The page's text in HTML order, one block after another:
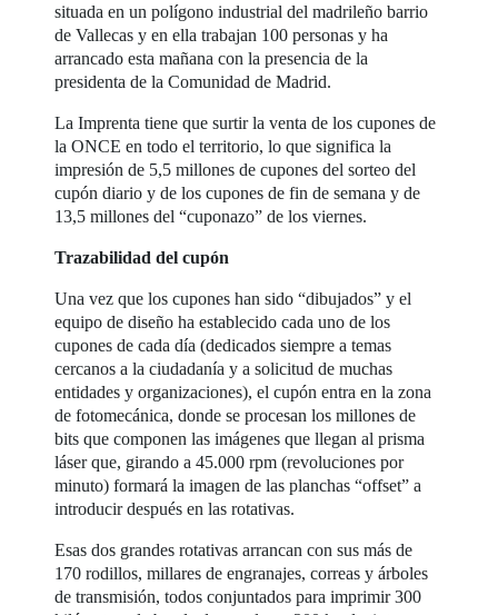
situada en un polígono industrial del madrileño barrio
de Vallecas y en ella trabajan 100 personas y ha
arrancado esta mañana con la presencia de la
presidenta de la Comunidad de Madrid.
La Imprenta tiene que surtir la venta de los cupones de
la ONCE en todo el territorio, lo que significa la
impresión de 5,5 millones de cupones del sorteo del
cupón diario y de los cupones de fin de semana y de
13,5 millones del “cuponazo” de los viernes.
Trazabilidad del cupón
Una vez que los cupones han sido “dibujados” y el
equipo de diseño ha establecido cada uno de los
cupones de cada día (dedicados siempre a temas
cercanos a la ciudadanía y a solicitud de muchas
entidades y organizaciones), el cupón entra en la zona
de fotomecánica, donde se procesan los millones de
bits que componen las imágenes que llegan al prisma
láser que, girando a 45.000 rpm (revoluciones por
minuto) formará la imagen de las planchas “offset” a
introducir después en las rotativas.
Esas dos grandes rotativas arrancan con sus más de
170 rodillos, millares de engranajes, correas y árboles
de transmisión, todos conjuntados para imprimir 300